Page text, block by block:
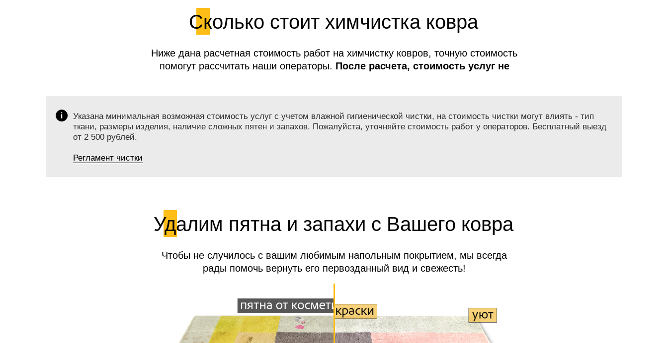
Сколько стоит химчистка ковра
Ниже дана расчетная стоимость работ на химчистку ковров, точную стоимость
помогут рассчитать наши операторы. После расчета, стоимость услуг не
Указана минимальная возможная стоимость услуг с учетом влажной гигиенической чистки, на стоимость чистки могут влиять - тип
ткани, размеры изделия, наличие сложных пятен и запахов. Пожалуйста, уточняйте стоимость работ у операторов. Бесплатный выезд
от 2 500 рублей.
Регламент чистки
Удалим пятна и запахи с Вашего ковра
Чтобы не случилось с вашим любимым напольным покрытием, мы всегда
рады помочь вернуть его первозданный вид и свежесть!